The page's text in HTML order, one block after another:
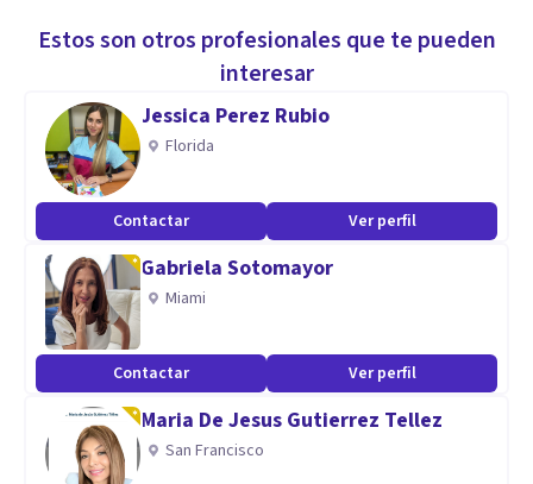
Estos son otros profesionales que te pueden
interesar
Jessica Perez Rubio
Florida
Contactar Ver perfil
Gabriela Sotomayor
Miami
Contactar Ver perfil
Maria De Jesus Gutierrez Tellez
San Francisco